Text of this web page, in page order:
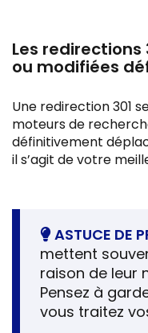
Les redirections
ou modifiées
Une redirection 301
moteurs de
définitivement
il s’agit de votre
ASTUCE DE
mettent
raison de leur
Pensez à
vous traitez